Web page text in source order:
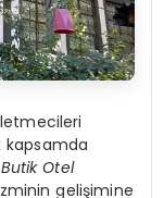
kapsamda
Otel
gelişimine